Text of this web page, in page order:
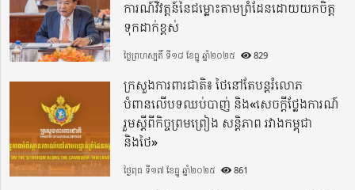
ការណ៍វិវត្តន៍នៃជម្លោះតាមព្រំដែនដោយយកចិត្ត
ទុកដាក់ខ្ពស់
ថ្ងៃព្រហស្បតិ៍ ទី១៨ ខែធ្នូ ឆ្នាំ២០២៥ 829
ក្រសួងការពារជាតិ៖ ថៃនៅតែបន្តរំលោភ
បំពានលើបទឈប់បាញ់ និង«សេចក្តីថ្លែងការណ៍
រួមស្តីពីកិច្ចព្រមព្រៀង សន្តិភាព រវាងកម្ពុជា
និងថៃ»
ថ្ងៃពុធ ទី១៧ ខែធ្នូ ឆ្នាំ២០២៥ 861